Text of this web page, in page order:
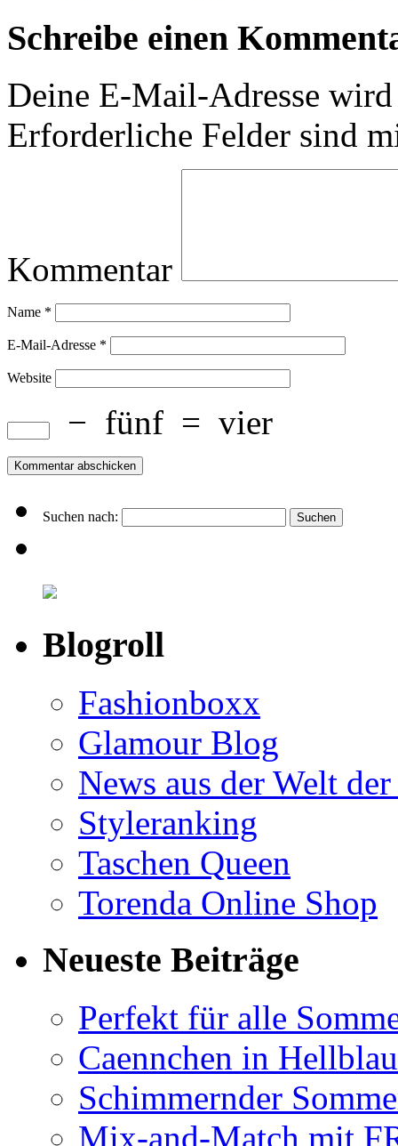
Schreibe einen
Deine E-Mail-Adresse
Erforderliche Felder sind
Kommentar
Name *
E-Mail-Adresse *
Website
− fünf = vier
Suchen nach:
Blogroll
Fashionboxx
Glamour Blog
News aus der Welt
Styleranking
Taschen Queen
Torenda Online Shop
Neueste Beiträge
Perfekt für alle
Caennchen in
Schimmernder
Mix-and-Match mit